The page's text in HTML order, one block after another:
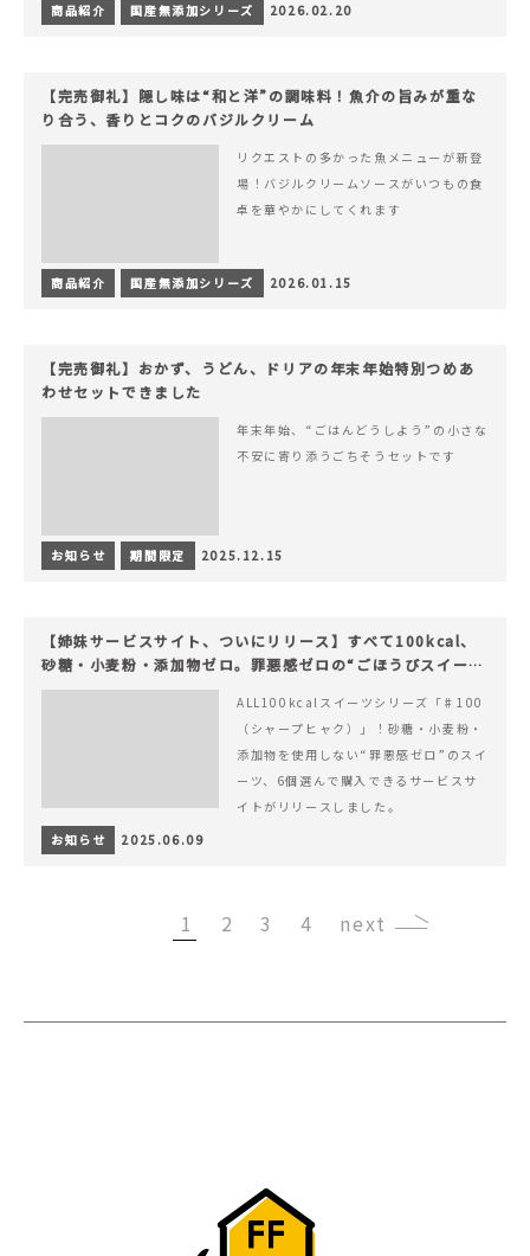
商品紹介 国産無添加シリーズ 2026.02.20
【完売御礼】隠し味は“和と洋”の調味料！魚介の旨みが重な
り合う、香りとコクのバジルクリーム
リクエストの多かった魚メニューが新登
場！バジルクリームソースがいつもの食
卓を華やかにしてくれます
商品紹介 国産無添加シリーズ 2026.01.15
【完売御礼】おかず、うどん、ドリアの年末年始特別つめあ
わせセットできました
年末年始、“ごはんどうしよう”の小さな
不安に寄り添うごちそうセットです
お知らせ 期間限定 2025.12.15
【姉妹サービスサイト、ついにリリース】すべて100kcal、
砂糖・小麦粉・添加物ゼロ。罪悪感ゼロの“ごほうびスイー
ツ”『#100（シャープ100）』
ALL100kcalスイーツシリーズ「♯100
（シャープヒャク）」！砂糖・小麦粉・
添加物を使用しない“罪悪感ゼロ”のスイ
ーツ、6個選んで購入できるサービスサ
イトがリリースしました。
お知らせ
2025.06.09
1 2 3 4 ›